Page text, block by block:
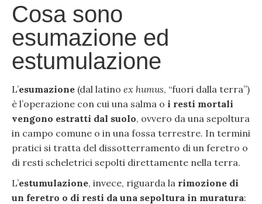
Cosa sono
esumazione ed
estumulazione
L’esumazione (dal latino ex humus, “fuori dalla terra”)
è l’operazione con cui una salma o i resti mortali
vengono estratti dal suolo, ovvero da una sepoltura
in campo comune o in una fossa terrestre. In termini
pratici si tratta del dissotterramento di un feretro o
di resti scheletrici sepolti direttamente nella terra.
L’estumulazione, invece, riguarda la rimozione di
un feretro o di resti da una sepoltura in muratura: